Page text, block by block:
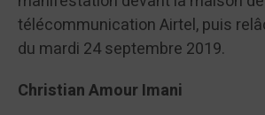
télécommunication Airtel, puis
du mardi 24 septembre 2019.
Christian Amour Imani